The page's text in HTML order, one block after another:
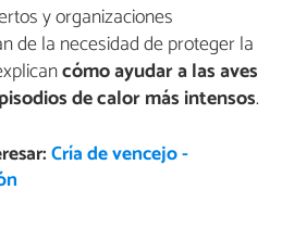
y organizaciones
de la necesidad de proteger la
cómo ayudar a las aves
de calor más intensos.
Cría de vencejo -